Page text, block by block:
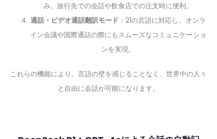
み。旅行先での会話や飲食店での注文時に便利。
通話・ビデオ通話翻訳モード ：21の言語に対応し、オンラ
イン会議や国際通話の際にもスムーズなコミュニケーショ
ンを実現。
これらの機能により、言語の壁を感じることなく、世界中の人々
と自由に会話が可能になります。